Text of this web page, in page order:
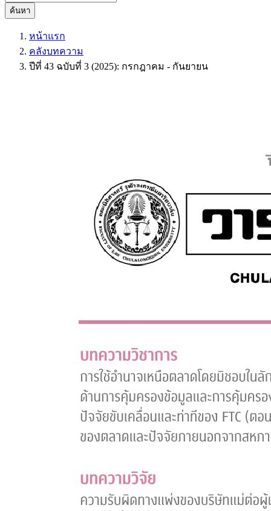
ค้นหา
หน้าแรก
คลังบทความ
ปีที่ 43 ฉบับที่ 3 (2025): กรกฎาคม - กันยายน